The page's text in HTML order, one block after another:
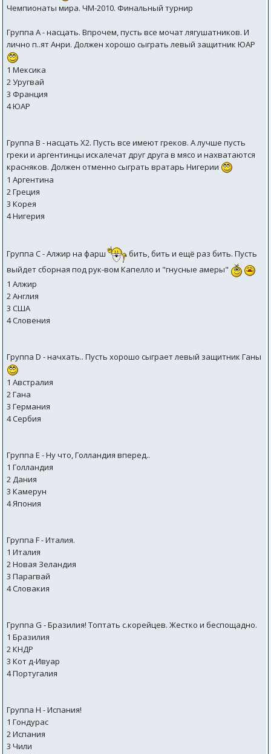
Чемпионаты мира. ЧМ-2010. Финальный турнир
Группа A - насцать. Впрочем, пусть все мочат лягушатников. И
лично п..ят Анри. Должен хорошо сыграть левый защитник ЮАР
1 Мексика
2 Уругвай
3 Франция
4 ЮАР
Группа B - насцать Х2. Пусть все имеют греков. А лучше пусть
греки и аргентинцы искалечат друг друга в мясо и нахватаются
красняков. Должен отменно сыграть вратарь Нигерии
1 Аргентина
2 Греция
3 Корея
4 Нигерия
Группа C - Алжир на фарш
бить, бить и ещё раз бить. Пусть
выйдет сборная под рук-вом Капелло и "гнусные амеры"
1 Алжир
2 Англия
3 США
4 Словения
Группа D - начхать.. Пусть хорошо сыграет левый защитник Ганы
1 Австралия
2 Гана
3 Германия
4 Сербия
Группа E - Ну что, Голландия вперед..
1 Голландия
2 Дания
3 Камерун
4 Япония
Группа F - Италия.
1 Италия
2 Новая Зеландия
3 Парагвай
4 Словакия
Группа G - Бразилия! Топтать с.корейцев. Жестко и беспощадно.
1 Бразилия
2 КНДР
3 Кот д-Ивуар
4 Португалия
Группа H - Испания!
1 Гондурас
2 Испания
3 Чили